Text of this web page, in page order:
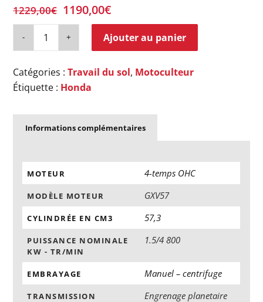
1229,00€ Le
prix
initial
était :
1229,00€.
1190,00€Le
prix
actuel
est :
1190,00€.
Ajouter au panier
Catégories :Travail du sol, Motoculteur
Étiquette : Honda
Informations complémentaires
MOTEUR 4-temps OHC
MODÈLE MOTEUR GXV57
CYLINDRÉE EN CM3 57,3
PUISSANCE NOMINALE
KW - TR/MIN
1.5/4 800
EMBRAYAGE Manuel – centrifuge
TRANSMISSION Engrenage planetaire